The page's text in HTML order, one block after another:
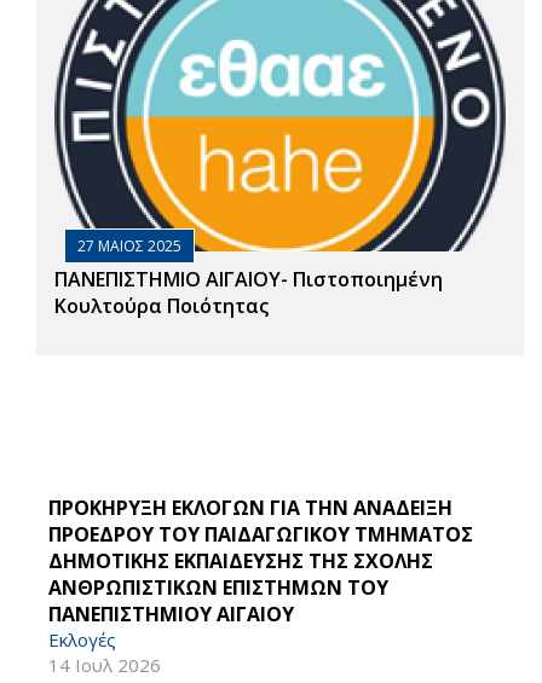
27 ΜΑΙΟΣ 2025
ΠΑΝΕΠΙΣΤΗΜΙΟ ΑΙΓΑΙΟΥ- Πιστοποιημένη
Κουλτούρα Ποιότητας
ΠΡΟΚΗΡΥΞΗ ΕΚΛΟΓΩΝ ΓΙΑ ΤΗΝ ΑΝΑΔΕΙΞΗ
ΠΡΟΕΔΡΟΥ ΤΟΥ ΠΑΙΔΑΓΩΓΙΚΟΥ ΤΜΗΜΑΤΟΣ
ΔΗΜΟΤΙΚΗΣ ΕΚΠΑΙΔΕΥΣΗΣ ΤΗΣ ΣΧΟΛΗΣ
ΑΝΘΡΩΠΙΣΤΙΚΩΝ ΕΠΙΣΤΗΜΩΝ ΤΟΥ
ΠΑΝΕΠΙΣΤΗΜΙΟΥ ΑΙΓΑΙΟΥ
Εκλογές
14 Ιουλ 2026